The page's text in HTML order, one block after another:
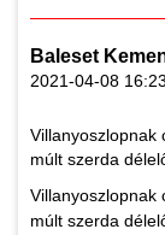
Baleset
2021-04-08
Villanyoszlopnak
múlt szerda
Villanyoszlopnak
múlt szerda